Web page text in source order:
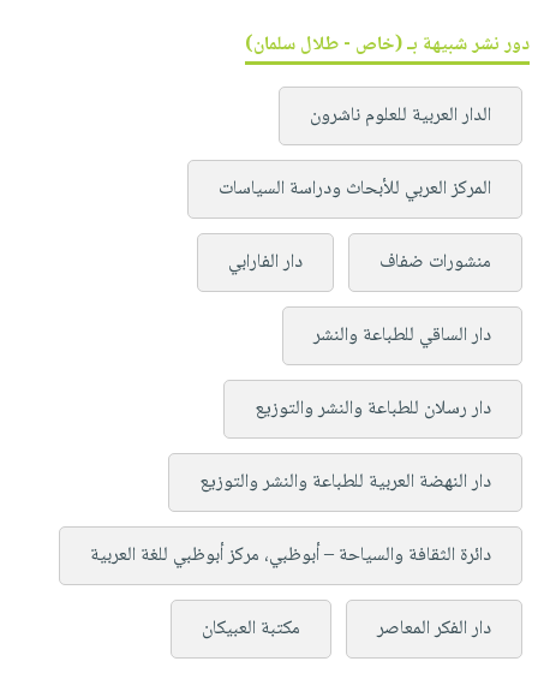
دور نشر شبيهة بـ (خاص - طلال سلمان)
الدار العربية للعلوم ناشرون
المركز العربي للأبحاث ودراسة السياسات
منشورات ضفاف دار الفارابي
دار الساقي للطباعة والنشر
دار رسلان للطباعة والنشر والتوزيع
دار النهضة العربية للطباعة والنشر والتوزيع
دائرة الثقافة والسياحة – أبوظبي، مركز أبوظبي للغة العربية
دار الفكر المعاصر مكتبة العبيكان